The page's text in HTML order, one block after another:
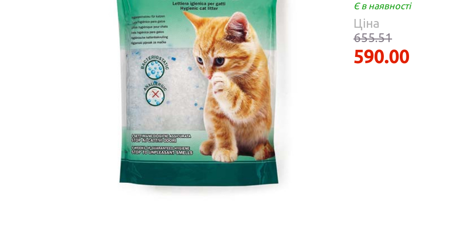
Крупи
Соуси
Консервація
Східна кухня
Снеки та закуски
Харчові
інгредієнти
Рослинна олія
Борошно та
висівки
Є в наявності
Ціна
655.51
590.00